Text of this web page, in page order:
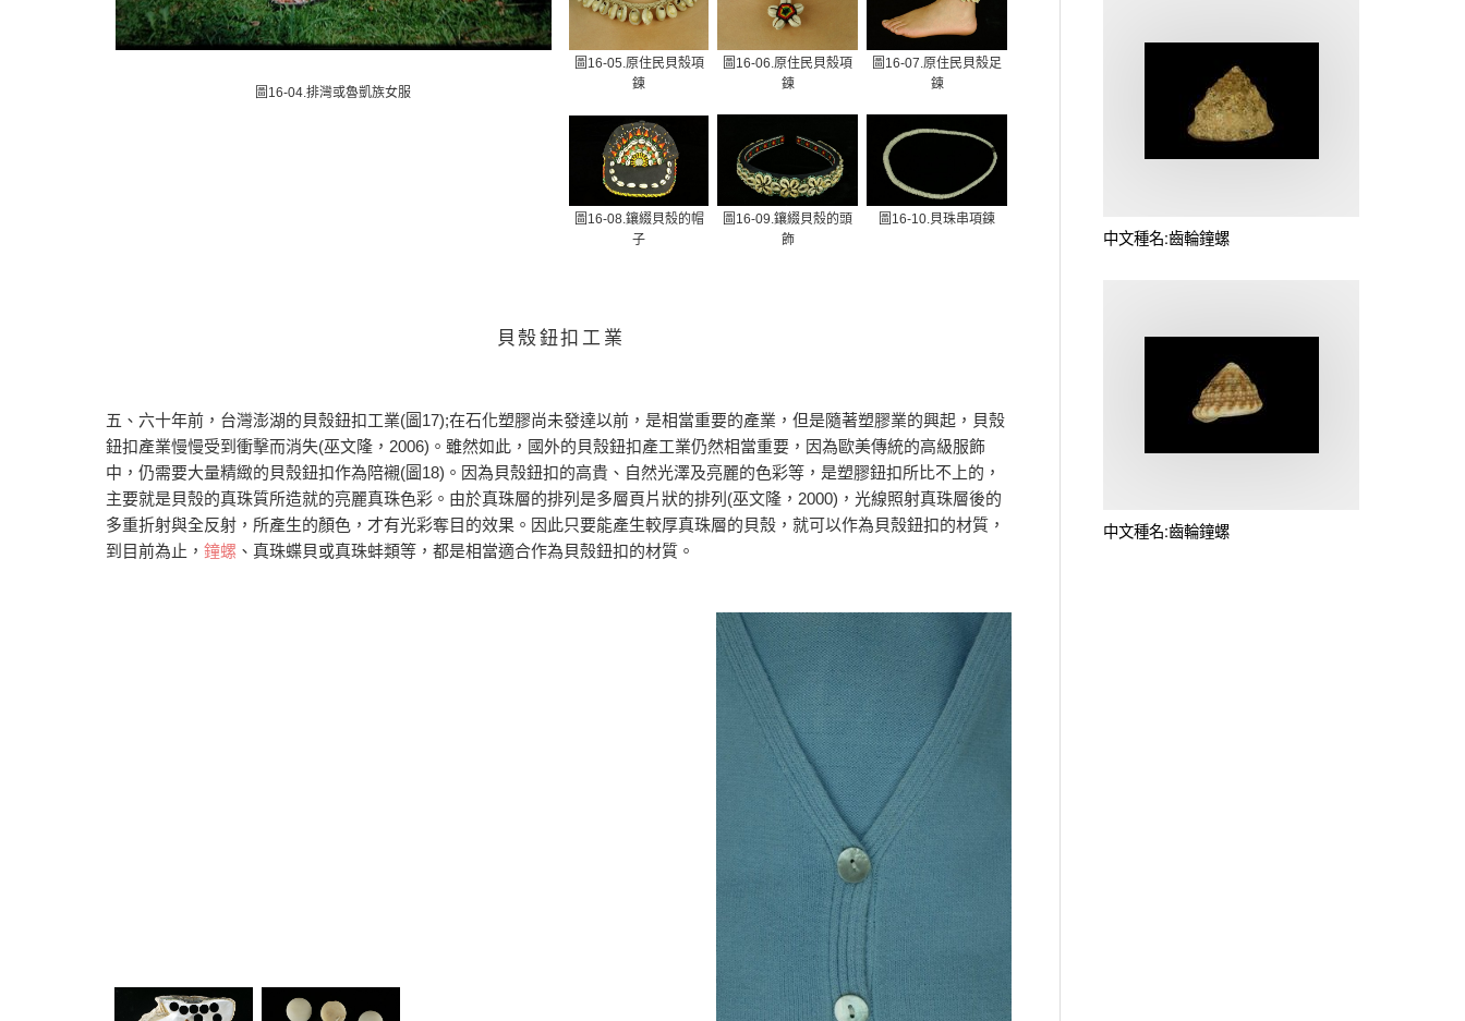
圖16-04.排灣或魯凱族女服
圖16-05.原住民貝殼項
鍊
圖16-06.原住民貝殼項
鍊
圖16-07.原住民貝殼足
鍊
圖16-08.鑲綴貝殼的帽
子
圖16-09.鑲綴貝殼的頭
飾
圖16-10.貝珠串項鍊
貝殼鈕扣工業
五、六十年前，台灣澎湖的貝殼鈕扣工業(圖17);在石化塑膠尚未發達以前，是相當重要的產業，但是隨著塑膠業的興起，貝殼
鈕扣產業慢慢受到衝擊而消失(巫文隆，2006)。雖然如此，國外的貝殼鈕扣產工業仍然相當重要，因為歐美傳統的高級服飾
中，仍需要大量精緻的貝殼鈕扣作為陪襯(圖18)。因為貝殼鈕扣的高貴、自然光澤及亮麗的色彩等，是塑膠鈕扣所比不上的，
主要就是貝殼的真珠質所造就的亮麗真珠色彩。由於真珠層的排列是多層頁片狀的排列(巫文隆，2000)，光線照射真珠層後的
多重折射與全反射，所產生的顏色，才有光彩奪目的效果。因此只要能產生較厚真珠層的貝殼，就可以作為貝殼鈕扣的材質，
到目前為止， 鐘螺 、真珠蝶貝或真珠蚌類等，都是相當適合作為貝殼鈕扣的材質。
中文種名:齒輪鐘螺
中文種名:齒輪鐘螺